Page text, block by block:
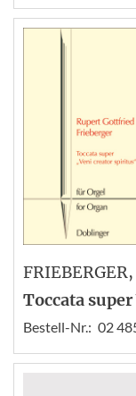
FRIEBERGER
Toccata
Bestell-Nr.: 02